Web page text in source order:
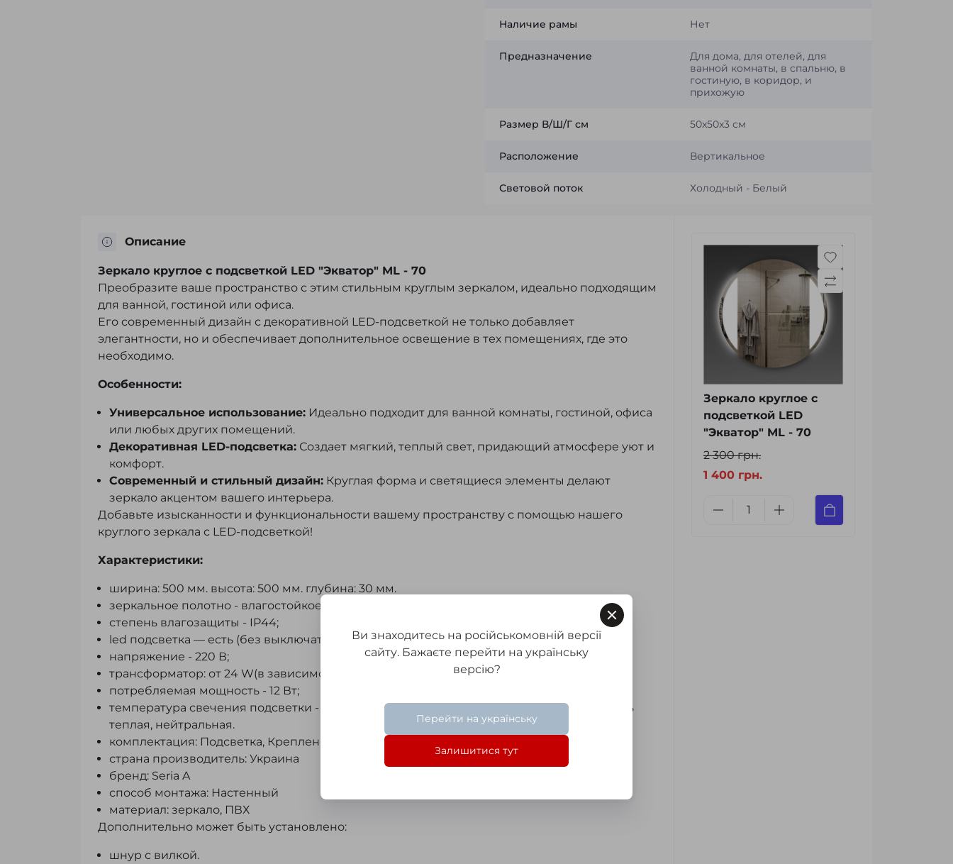
Наличие рамы Нет
Предназначение
Для дома, для отелей, для
ванной комнаты, в спальню, в
гостиную, в коридор, и
прихожую
Размер В/Ш/Г см 50x50x3 см
Расположение Вертикальное
Световой поток Холодный - Белый
Описание
Зеркало круглое с подсветкой LED "Экватор" ML - 70
Преобразите ваше пространство с этим стильным круглым зеркалом, идеально подходящим
для ванной, гостиной или офиса.
Его современный дизайн с декоративной LED-подсветкой не только добавляет
элегантности, но и обеспечивает дополнительное освещение в тех помещениях, где это
необходимо.
Особенности:
Универсальное использование: Идеально подходит для ванной комнаты, гостиной, офиса
или любых других помещений.
Декоративная LED-подсветка: Создает мягкий, теплый свет, придающий атмосфере уют и
комфорт.
Современный и стильный дизайн: Круглая форма и светящиеся элементы делают
зеркало акцентом вашего интерьера.
Добавьте изысканности и функциональности вашему пространству с помощью нашего
круглого зеркала с LED-подсветкой!
Характеристики:
ширина: 500 мм. высота: 500 мм. глубина: 30 мм.
зеркальное полотно - влагостойкое 4 мм (AGC Belgium);
степень влагозащиты - IP44;
led подсветка — есть (без выключателя, выведен медный провод);
напряжение - 220 В;
трансформатор: от 24 W(в зависимости от размера зеркала);
потребляемая мощность - 12 Вт;
температура свечения подсветки - холодная, белая 5500-6500К (кельвины), может быть
теплая, нейтральная.
комплектация: Подсветка, Крепление к стене
страна производитель: Украина
бренд: Seria A
способ монтажа: Настенный
материал: зеркало, ПВХ
Дополнительно может быть установлено:
шнур с вилкой.
Зеркало круглое с
подсветкой LED
"Экватор" ML - 70
2 300 грн.
1 400 грн.
Ви знаходитесь на російськомовній версії
сайту. Бажаєте перейти на українську
версію?
Перейти на українську
Залишитися тут